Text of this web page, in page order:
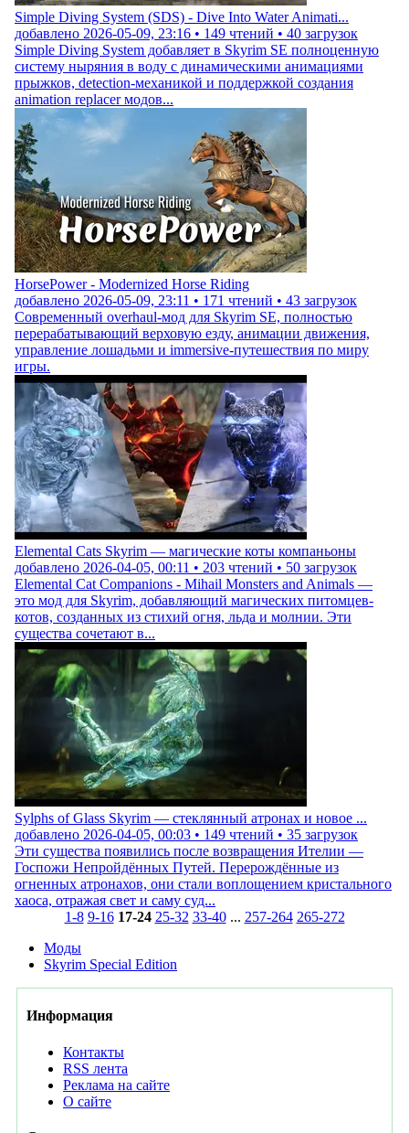
Simple Diving System (SDS) - Dive Into Water Animati...
добавлено 2026-05-09, 23:16 • 149 чтений • 40 загрузок
Simple Diving System добавляет в Skyrim SE полноценную
систему ныряния в воду с динамическими анимациями
прыжков, detection-механикой и поддержкой создания
animation replacer модов...
HorsePower - Modernized Horse Riding
добавлено 2026-05-09, 23:11 • 171 чтений • 43 загрузок
Современный overhaul-мод для Skyrim SE, полностью
перерабатывающий верховую езду, анимации движения,
управление лошадьми и immersive-путешествия по миру
игры.
Elemental Cats Skyrim — магические коты компаньоны
добавлено 2026-04-05, 00:11 • 203 чтений • 50 загрузок
Elemental Cat Companions - Mihail Monsters and Animals —
это мод для Skyrim, добавляющий магических питомцев-
котов, созданных из стихий огня, льда и молнии. Эти
существа сочетают в...
Sylphs of Glass Skyrim — стеклянный атронах и новое ...
добавлено 2026-04-05, 00:03 • 149 чтений • 35 загрузок
Эти существа появились после возвращения Ителии —
Госпожи Непройдённых Путей. Перерождённые из
огненных атронахов, они стали воплощением кристального
хаоса, отражая свет и саму суд...
1-8 9-16 17-24 25-32 33-40 ... 257-264 265-272
Моды
Skyrim Special Edition
Информация
Контакты
RSS лента
Реклама на сайте
О сайте